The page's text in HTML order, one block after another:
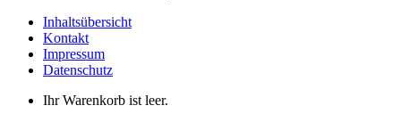
Inhaltsübersicht
Kontakt
Impressum
Datenschutz
Ihr Warenkorb ist leer.